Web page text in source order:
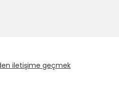
iletişime geçmek